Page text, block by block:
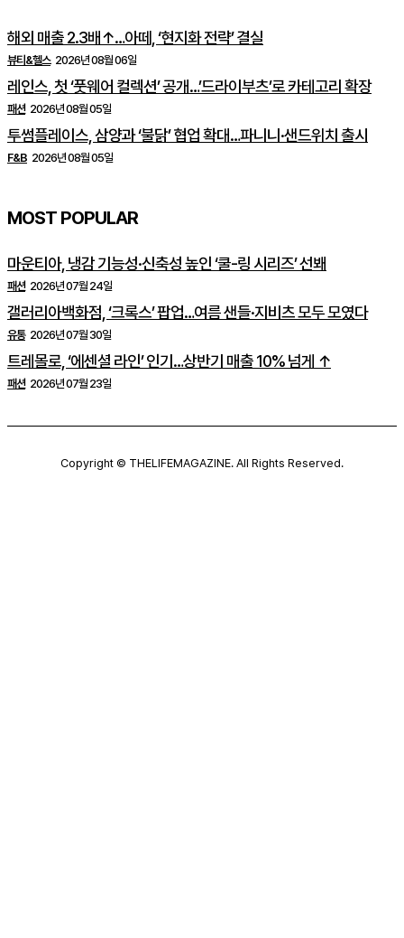
해외 매출 2.3배↑…아떼, ‘현지화 전략’ 결실
뷰티&헬스 2026년 08월 06일
레인스, 첫 ‘풋웨어 컬렉션’ 공개…’드라이부츠’로 카테고리 확장
패션 2026년 08월 05일
투썸플레이스, 삼양과 ‘불닭’ 협업 확대…파니니·샌드위치 출시
F&B 2026년 08월 05일
MOST POPULAR
마운티아, 냉감 기능성·신축성 높인 ‘쿨-링 시리즈’ 선봬
패션 2026년 07월 24일
갤러리아백화점, ‘크록스’ 팝업…여름 샌들·지비츠 모두 모였다
유통 2026년 07월 30일
트레몰로, ‘에센셜 라인’ 인기…상반기 매출 10% 넘게 ↑
패션 2026년 07월 23일
Copyright © THELIFEMAGAZINE. All Rights Reserved.